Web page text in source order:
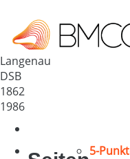
Deutschland
89129
Langenau
DSB
1862
1986
5-